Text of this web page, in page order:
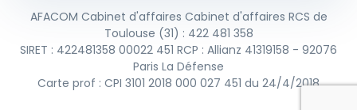
AFACOM Cabinet d'affaires Cabinet d'affaires RCS de
Toulouse (31) : 422 481 358
SIRET : 422481358 00022 451 RCP : Allianz 41319158 - 92076
Paris La Défense
Carte prof : CPI 3101 2018 000 027 451 du 24/4/2018